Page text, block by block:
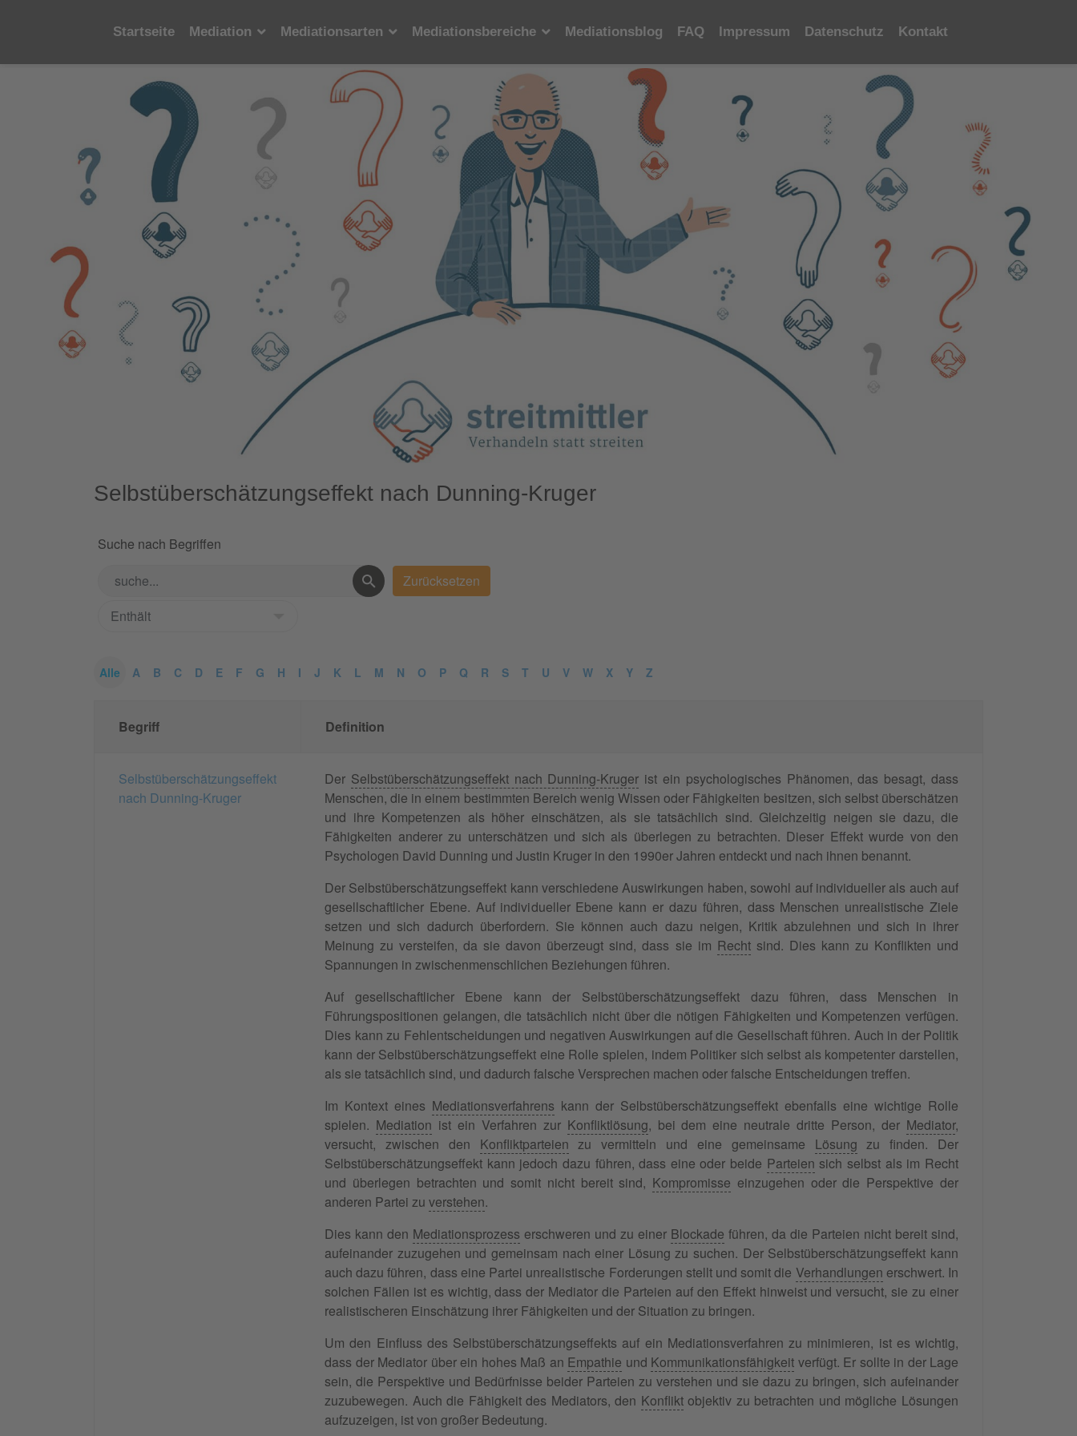
Startseite Mediation Mediationsarten Mediationsbereiche Mediationsblog FAQ Impressum Datenschutz Kontakt
Selbstüberschätzungseffekt nach Dunning-Kruger
Suche nach Begriffen
Alle A B C D E F G H I J K L M N O P Q R S T U V W X Y Z
Begriff Definition
Selbstüberschätzungseffekt
nach Dunning-Kruger
Der Selbstüberschätzungseffekt nach Dunning-Kruger ist ein psychologisches Phänomen, das besagt, dass
Menschen, die in einem bestimmten Bereich wenig Wissen oder Fähigkeiten besitzen, sich selbst überschätzen
und ihre Kompetenzen als höher einschätzen, als sie tatsächlich sind. Gleichzeitig neigen sie dazu, die
Fähigkeiten anderer zu unterschätzen und sich als überlegen zu betrachten. Dieser Effekt wurde von den
Psychologen David Dunning und Justin Kruger in den 1990er Jahren entdeckt und nach ihnen benannt.
Der Selbstüberschätzungseffekt kann verschiedene Auswirkungen haben, sowohl auf individueller als auch auf
gesellschaftlicher Ebene. Auf individueller Ebene kann er dazu führen, dass Menschen unrealistische Ziele
setzen und sich dadurch überfordern. Sie können auch dazu neigen, Kritik abzulehnen und sich in ihrer
Meinung zu versteifen, da sie davon überzeugt sind, dass sie im Rechtsind. Dies kann zu Konflikten und
Spannungen in zwischenmenschlichen Beziehungen führen.
Auf gesellschaftlicher Ebene kann der Selbstüberschätzungseffekt dazu führen, dass Menschen in
Führungspositionen gelangen, die tatsächlich nicht über die nötigen Fähigkeiten und Kompetenzen verfügen.
Dies kann zu Fehlentscheidungen und negativen Auswirkungen auf die Gesellschaft führen. Auch in der Politik
kann der Selbstüberschätzungseffekt eine Rolle spielen, indem Politiker sich selbst als kompetenter darstellen,
als sie tatsächlich sind, und dadurch falsche Versprechen machen oder falsche Entscheidungen treffen.
Im Kontext eines Mediationsverfahrens kann der Selbstüberschätzungseffekt ebenfalls eine wichtige Rolle
spielen. Mediation ist ein Verfahren zur Konfliktlösung, bei dem eine neutrale dritte Person, der Mediator,
versucht, zwischen den Konfliktparteien zu vermitteln und eine gemeinsame Lösung zu finden. Der
Selbstüberschätzungseffekt kann jedoch dazu führen, dass eine oder beide Parteien sich selbst als im Recht
und überlegen betrachten und somit nicht bereit sind, Kompromisse einzugehen oder die Perspektive der
anderen Partei zu verstehen.
Dies kann den Mediationsprozess erschweren und zu einer Blockade führen, da die Parteien nicht bereit sind,
aufeinander zuzugehen und gemeinsam nach einer Lösung zu suchen. Der Selbstüberschätzungseffekt kann
auch dazu führen, dass eine Partei unrealistische Forderungen stellt und somit die Verhandlungen erschwert. In
solchen Fällen ist es wichtig, dass der Mediator die Parteien auf den Effekt hinweist und versucht, sie zu einer
realistischeren Einschätzung ihrer Fähigkeiten und der Situation zu bringen.
Um den Einfluss des Selbstüberschätzungseffekts auf ein Mediationsverfahren zu minimieren, ist es wichtig,
dass der Mediator über ein hohes Maß an Empathie und Kommunikationsfähigkeit verfügt. Er sollte in der Lage
sein, die Perspektive und Bedürfnisse beider Parteien zu verstehen und sie dazu zu bringen, sich aufeinander
zuzubewegen. Auch die Fähigkeit des Mediators, den Konfliktobjektiv zu betrachten und mögliche Lösungen
aufzuzeigen, ist von großer Bedeutung.